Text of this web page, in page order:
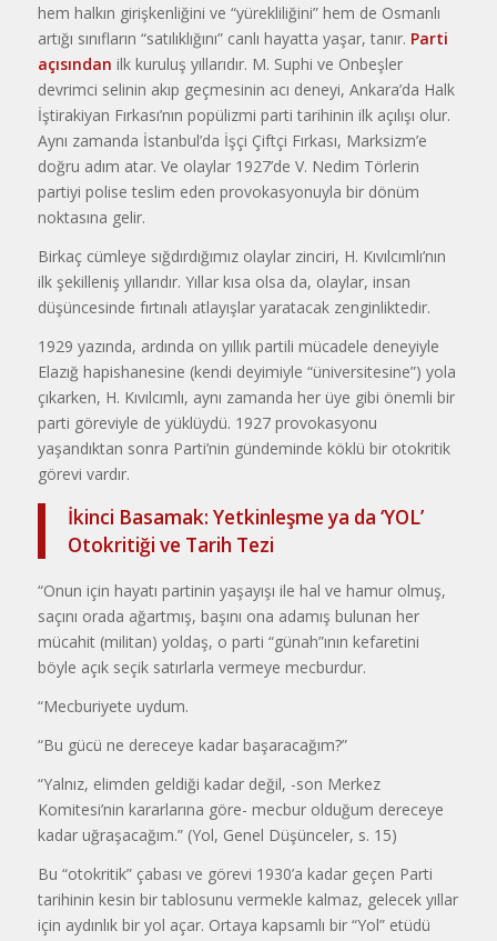
hem halkın girişkenliğini ve “yürekliliğini” hem de Osmanlı
artığı sınıfların “satılıklığını” canlı hayatta yaşar, tanır. Parti
açısından ilk kuruluş yıllarıdır. M. Suphi ve Onbeşler
devrimci selinin akıp geçmesinin acı deneyi, Ankara’da Halk
İştirakiyan Fırkası’nın popülizmi parti tarihinin ilk açılışı olur.
Aynı zamanda İstanbul’da İşçi Çiftçi Fırkası, Marksizm’e
doğru adım atar. Ve olaylar 1927’de V. Nedim Törlerin
partiyi polise teslim eden provokasyonuyla bir dönüm
noktasına gelir.
Birkaç cümleye sığdırdığımız olaylar zinciri, H. Kıvılcımlı’nın
ilk şekilleniş yıllarıdır. Yıllar kısa olsa da, olaylar, insan
düşüncesinde fırtınalı atlayışlar yaratacak zenginliktedir.
1929 yazında, ardında on yıllık partili mücadele deneyiyle
Elazığ hapishanesine (kendi deyimiyle “üniversitesine”) yola
çıkarken, H. Kıvılcımlı, aynı zamanda her üye gibi önemli bir
parti göreviyle de yüklüydü. 1927 provokasyonu
yaşandıktan sonra Parti’nin gündeminde köklü bir otokritik
görevi vardır.
İkinci Basamak: Yetkinleşme ya da ‘YOL’
Otokritiği ve Tarih Tezi
“Onun için hayatı partinin yaşayışı ile hal ve hamur olmuş,
saçını orada ağartmış, başını ona adamış bulunan her
mücahit (militan) yoldaş, o parti “günah”ının kefaretini
böyle açık seçik satırlarla vermeye mecburdur.
“Mecburiyete uydum.
“Bu gücü ne dereceye kadar başaracağım?”
“Yalnız, elimden geldiği kadar değil, -son Merkez
Komitesi’nin kararlarına göre- mecbur olduğum dereceye
kadar uğraşacağım.” (Yol, Genel Düşünceler, s. 15)
Bu “otokritik” çabası ve görevi 1930’a kadar geçen Parti
tarihinin kesin bir tablosunu vermekle kalmaz, gelecek yıllar
için aydınlık bir yol açar. Ortaya kapsamlı bir “Yol” etüdü